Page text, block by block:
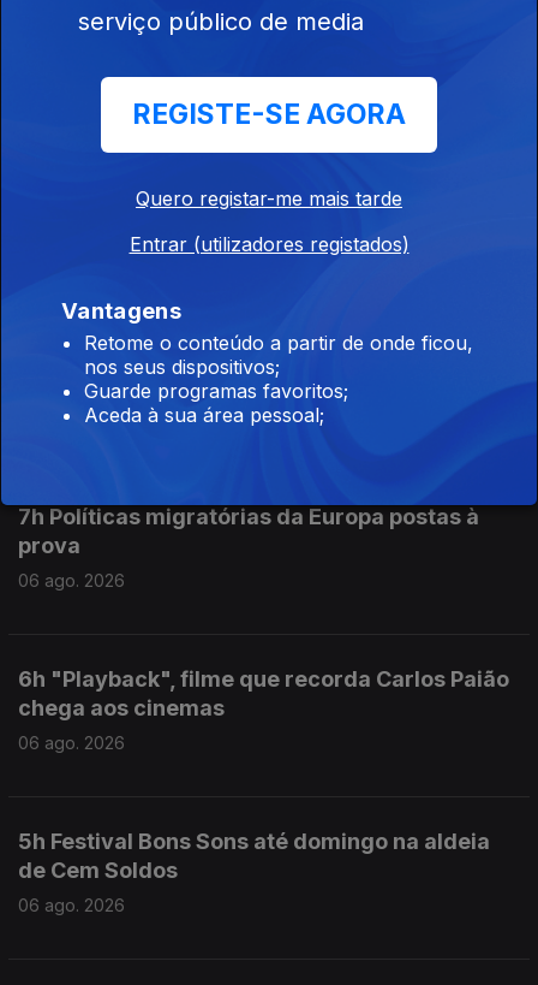
10h Mau tempo na Ilha da Terceira
8h Parlamento Europeu debate crise
migratória
06 ago. 2026
7h Políticas migratórias da Europa postas à
prova
06 ago. 2026
6h "Playback", filme que recorda Carlos Paião
chega aos cinemas
06 ago. 2026
5h Festival Bons Sons até domingo na aldeia
de Cem Soldos
06 ago. 2026
serviço público de media
REGISTE-SE AGORA
Quero registar-me mais tarde
Entrar (utilizadores registados)
Vantagens
Retome o conteúdo a partir de onde ficou,
nos seus dispositivos;
Guarde programas favoritos;
Aceda à sua área pessoal;